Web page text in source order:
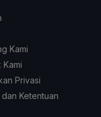
Kami
Kami
Privasi
Ketentuan